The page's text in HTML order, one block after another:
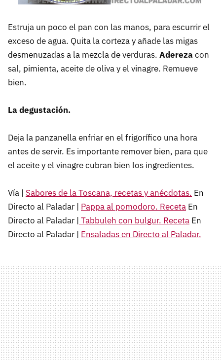
Estruja un poco el pan con las manos, para escurrir el
exceso de agua. Quita la corteza y añade las migas
desmenuzadas a la mezcla de verduras. Aderezacon
sal, pimienta, aceite de oliva y el vinagre. Remueve
bien.
La degustación.
Deja la panzanella enfriar en el frigorífico una hora
antes de servir. Es importante remover bien, para que
el aceite y el vinagre cubran bien los ingredientes.
Vía | Sabores de la Toscana, recetas y anécdotas. En
Directo al Paladar | Pappa al pomodoro. Receta En
Directo al Paladar | Tabbuleh con bulgur. Receta En
Directo al Paladar | Ensaladas en Directo al Paladar.